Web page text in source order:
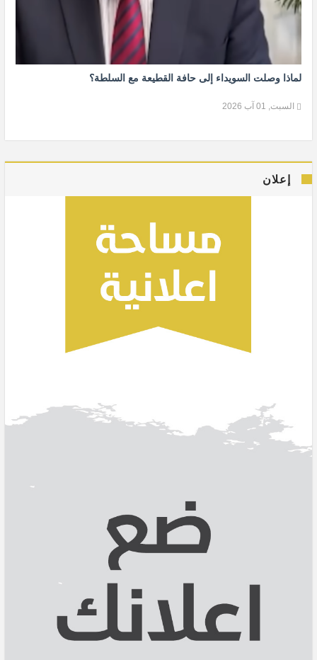
لماذا وصلت السويداء إلى حافة القطيعة مع السلطة؟
السبت, 01 آب 2026
إعلان